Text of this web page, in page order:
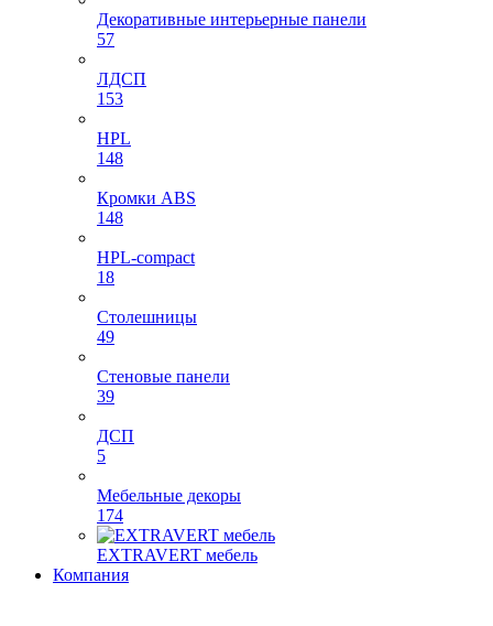
Декоративные интерьерные панели
57
ЛДСП
153
HPL
148
Кромки ABS
148
HPL-compact
18
Столешницы
49
Стеновые панели
39
ДСП
5
Мебельные декоры
174
EXTRAVERT мебель
Компания